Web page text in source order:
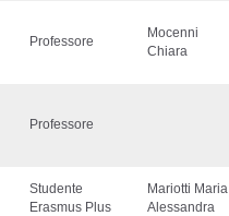
Professore
Mocenni
Chiara
Professore
Studente
Erasmus Plus
Mariotti Maria
Alessandra